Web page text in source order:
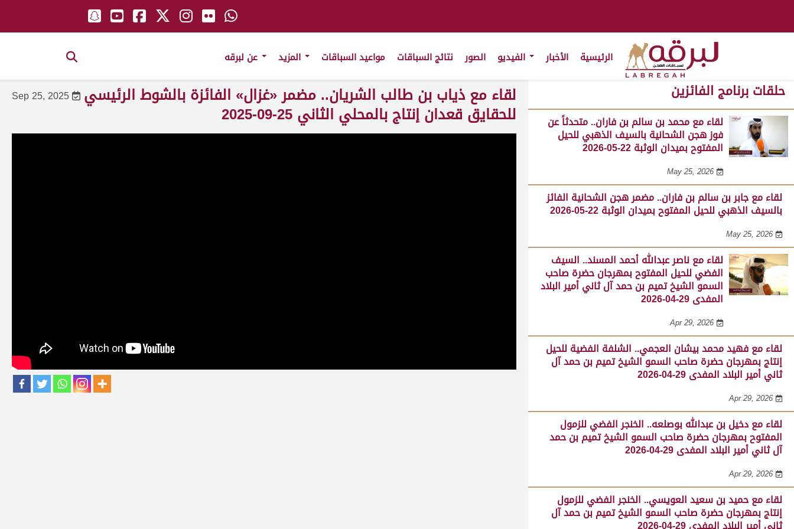
الرئيسية الأخبار الصور نتائج السباقات مواعيد السباقات
حلقات برنامج الفائزين
لقاء مع محمد بن سالم بن فاران.. متحدثاً عن
فوز هجن الشحانية بالسيف الذهبي للحيل
المفتوح بميدان الوثبة 22-05-2026
May 25, 2026
لقاء مع جابر بن سالم بن فاران.. مضمر هجن الشحانية الفائز
بالسيف الذهبي للحيل المفتوح بميدان الوثبة 22-05-2026
May 25, 2026
لقاء مع ناصر عبدالله أحمد المسند.. السيف
الفضي للحيل المفتوح بمهرجان حضرة صاحب
السمو الشيخ تميم بن حمد آل ثاني أمير البلاد
المفدى 29-04-2026
Apr 29, 2026
لقاء مع فهيد محمد بيشان العجمي.. الشلفة الفضية للحيل
إنتاج بمهرجان حضرة صاحب السمو الشيخ تميم بن حمد آل
ثاني أمير البلاد المفدى 29-04-2026
Apr 29, 2026
لقاء مع دخيل بن عبدالله بوصلعه.. الخنجر الفضي للزمول
المفتوح بمهرجان حضرة صاحب السمو الشيخ تميم بن حمد
آل ثاني أمير البلاد المفدى 29-04-2026
Apr 29, 2026
لقاء مع حميد بن سعيد العويسي.. الخنجر الفضي للزمول
إنتاج بمهرجان حضرة صاحب السمو الشيخ تميم بن حمد آل
Sep 25, 2025 لقاء مع ذياب بن طالب الشريان.. مضمر «غزال» الفائزة بالشوط الرئيسي
للحقايق قعدان إنتاج بالمحلي الثاني 25-09-2025